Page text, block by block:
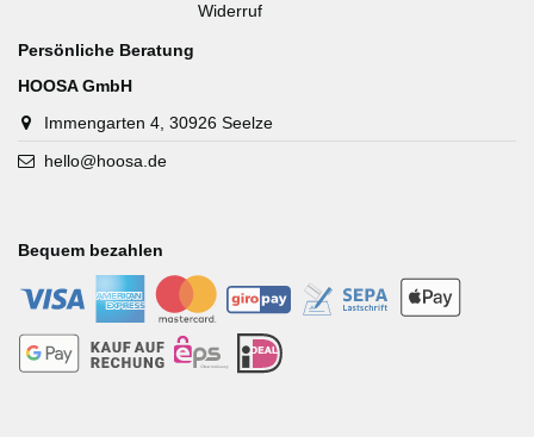
Widerruf
Persönliche Beratung
HOOSA GmbH
Immengarten 4, 30926 Seelze
hello@hoosa.de
Bequem bezahlen
-
- - - -
- - - -